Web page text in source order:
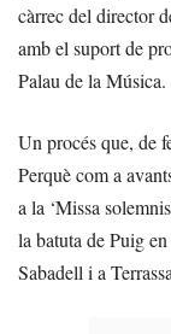
càrrec del director
amb el suport de
Palau de la Música.
Un procés que, de
Perquè com a
a la ‘Missa
la batuta de Puig
Sabadell i a